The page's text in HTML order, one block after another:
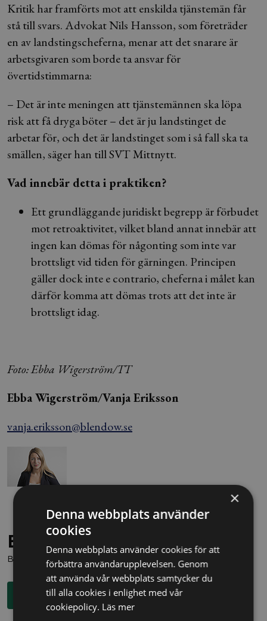
Kritik har framförts mot att enskilda tjänstemän får
stå till svars. Advokat Nils Hansson, som företräder
en av landstingscheferna, menar att det snarare är
arbetsgivaren som borde ta ansvar för
övertidstimmarna:
– Det är inte meningen att tjänstemännen ska löpa
risk att få dryga böter – det är ju landstinget de
arbetar för, och det är landstinget som i så fall ska ta
smällen, säger han till SVT Mittnytt.
Vad innebär detta i praktiken?
Ett grundläggande juridiskt begrepp är förbudet
mot retroaktivitet, vilket bland annat innebär att
ingen kan dömas för någonting som inte var
brottsligt vid tiden för gärningen. Principen
gäller dock inte e contrario, cheferna i målet kan
därför komma att dömas trots att det inte är
brottsligt idag.
Foto: Ebba Wigerström/TT
Ebba Wigerström/Vanja Eriksson
vanja.eriksson@blendow.se
Behöver du juridisk hjälp?
Boka en kostnadsfri konsultation direkt via knappen nedan.
Boka rådgivning
×
Denna webbplats använder
cookies
Denna webbplats använder cookies för att
förbättra användarupplevelsen. Genom
att använda vår webbplats samtycker du
till alla cookies i enlighet med vår
cookiepolicy. Läs mer